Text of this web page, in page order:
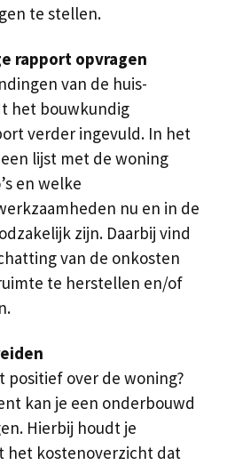
te stellen.
rapport opvragen
van de huis-
het bouwkundig
verder ingevuld. In het
lijst met de woning
en welke
nu en in de
zijn. Daarbij vind
van de onkosten
te herstellen en/of
positief over de woning?
kan je een onderbouwd
Hierbij houdt je
het kostenoverzicht dat